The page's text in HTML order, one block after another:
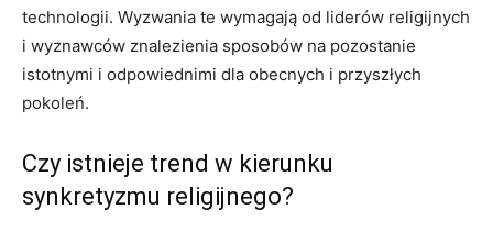
technologii. Wyzwania te wymagają od liderów religijnych
i wyznawców znalezienia sposobów na pozostanie
istotnymi i odpowiednimi dla obecnych i przyszłych
pokoleń.
Czy istnieje trend w kierunku
synkretyzmu religijnego?